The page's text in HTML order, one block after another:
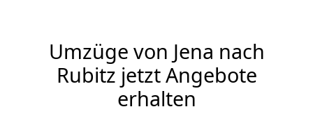
Umzüge von Jena nach
Rubitz jetzt Angebote
erhalten